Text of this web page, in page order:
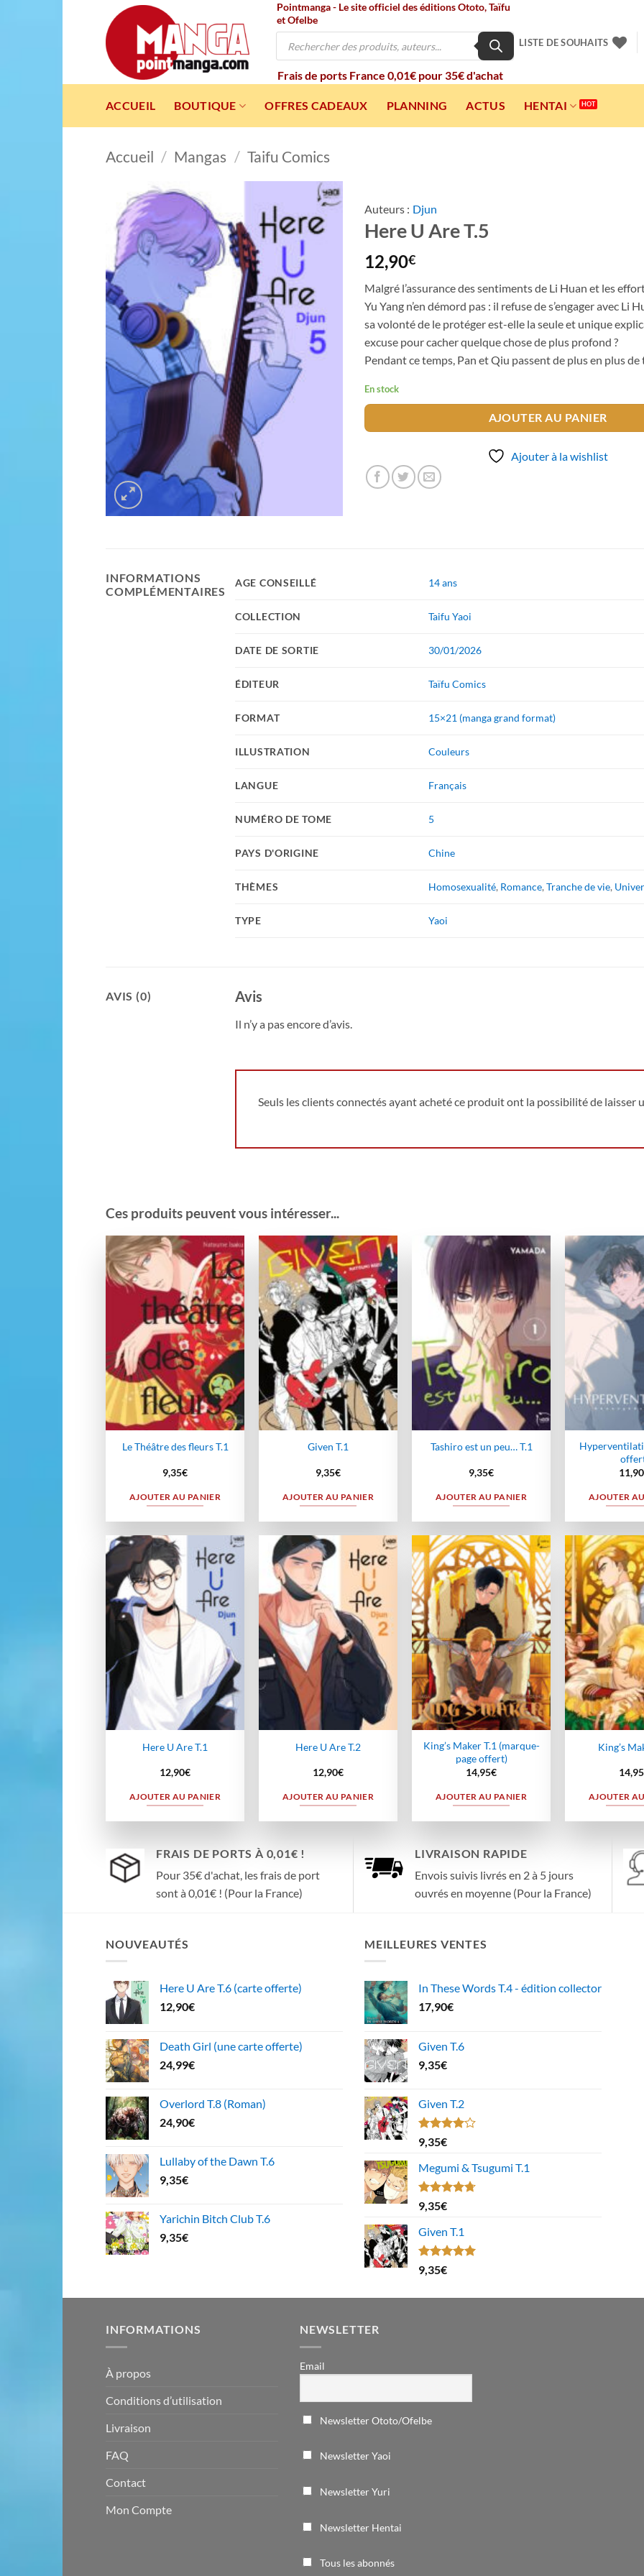
Pointmanga - Le site officiel des éditions Ototo, Taïfu
et Ofelbe
Recherche
Frais de ports France 0,01€ pour 35€ d'achat
LISTE DE SOUHAITS
ACCUEIL BOUTIQUE OFFRES CADEAUX PLANNING ACTUS HENTAI
Accueil / Mangas / Taifu Comics
Ajouter
wishlist
Auteurs : Djun
Here U Are T.5
12,90€
Malgré l’assurance des sentiments de Li Huan et les
Yu Yang n’en démord pas : il refuse de s’engager avec Li
sa volonté de le protéger est-elle la seule et unique
excuse pour cacher quelque chose de plus profond ?
Pendant ce temps, Pan et Qiu passent de plus en plus
En stock
AJOUTER AU PANIER
Ajouter à la wishlist
INFORMATIONS
COMPLÉMENTAIRES
AGE CONSEILLÉ 14 ans
COLLECTION Taifu Yaoi
DATE DE SORTIE 30/01/2026
ÉDITEUR Taïfu Comics
FORMAT 15×21 (manga grand format)
ILLUSTRATION Couleurs
LANGUE Français
NUMÉRO DE TOME 5
PAYS D'ORIGINE Chine
THÈMES Homosexualité, Romance,Tranche de vie,
TYPE Yaoi
AVIS (0) Avis
Il n’y a pas encore d’avis.
Seuls les clients connectés ayant acheté ce produit ont la possibilité de laisser
Ces produits peuvent vous intéresser...
Ajouter
à la
wishlist
Le Théâtre des fleurs T.1
9,35€
AJOUTER AU PANIER
Ajouter
à la
wishlist
Given T.1
9,35€
AJOUTER AU PANIER
wishlist
Tashiro est un peu… T.1
9,35€
AJOUTER AU PANIER
11,90
AJOUTER
Ajouter
à la
wishlist
Here U Are T.1
12,90€
AJOUTER AU PANIER
Ajouter
à la
wishlist
Here U Are T.2
12,90€
AJOUTER AU PANIER
Ajouter
à la
wishlist
King’s Maker T.1 (marque-
page offert)
14,95€
AJOUTER AU PANIER
King’s
14,95
AJOUTER
FRAIS DE PORTS À 0,01€ !
Pour 35€ d'achat, les frais de port
sont à 0,01€ ! (Pour la France)
LIVRAISON RAPIDE
Envois suivis livrés en 2 à 5 jours
ouvrés en moyenne (Pour la France)
NOUVEAUTÉS
Here U Are T.6 (carte offerte)
12,90€
Death Girl (une carte offerte)
24,99€
Overlord T.8 (Roman)
24,90€
Lullaby of the Dawn T.6
9,35€
Yarichin Bitch Club T.6
9,35€
MEILLEURES VENTES
In These Words T.4 - édition collector
17,90€
Given T.6
9,35€
Given T.2
Note
4.00
5
9,35€
Megumi & Tsugumi T.1
Note4.67
sur 5
9,35€
Given T.1
Note5.00
sur 5
9,35€
INFORMATIONS
À propos
Conditions d’utilisation
Livraison
FAQ
Contact
Mon Compte
NEWSLETTER
Email
Newsletter Ototo/Ofelbe
Newsletter Yaoi
Newsletter Yuri
Newsletter Hentai
Tous les abonnés